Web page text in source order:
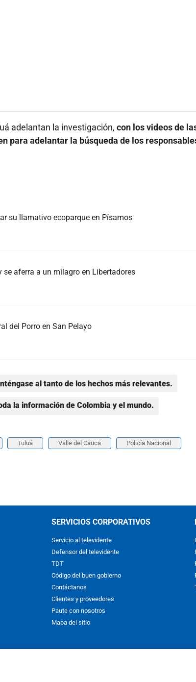
adelantan la investigación, con los videos de
para adelantar la búsqueda de los
su llamativo ecoparque en Písamos
se aferra a un milagro en Libertadores
del Porro en San Pelayo
al tanto de los hechos más relevantes.
la información de Colombia y el mundo.
Tuluá Valle del Cauca Policía Nacional
SERVICIOS CORPORATIVOS
Servicio al televidente
Defensor del televidente
TDT
Código del buen gobierno
Contáctanos
Clientes y proveedores
Paute con nosotros
Mapa del sitio